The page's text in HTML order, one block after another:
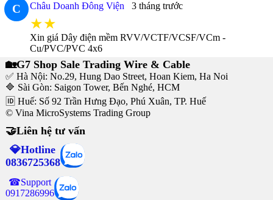
C Châu Doanh Đông Viện 3 tháng trước
★★
Xin giá Dây điện mềm RVV/VCTF/VCSF/VCm -
Cu/PVC/PVC 4x6
🏡G7 Shop Sale Trading Wire & Cable
✅ Hà Nội: No.29, Hung Dao Street, Hoan Kiem, Ha Noi
🔷 Sài Gòn: Saigon Tower, Bến Nghé, HCM
🆔 Huế: Số 92 Trần Hưng Đạo, Phú Xuân, TP. Huế
© Vina MicroSystems Trading Group
🤝Liên hệ tư vấn
💎Hotline
0836725368
☎Support
0917286996